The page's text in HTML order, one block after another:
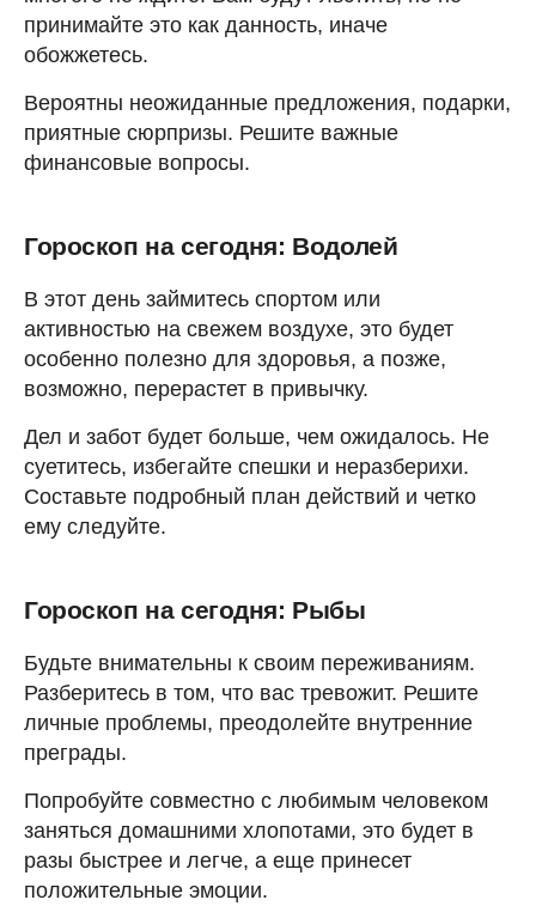
принимайте это как данность, иначе
обожжетесь.
Вероятны неожиданные предложения, подарки,
приятные сюрпризы. Решите важные
финансовые вопросы.
Гороскоп на сегодня: Водолей
В этот день займитесь спортом или
активностью на свежем воздухе, это будет
особенно полезно для здоровья, а позже,
возможно, перерастет в привычку.
Дел и забот будет больше, чем ожидалось. Не
суетитесь, избегайте спешки и неразберихи.
Составьте подробный план действий и четко
ему следуйте.
Гороскоп на сегодня: Рыбы
Будьте внимательны к своим переживаниям.
Разберитесь в том, что вас тревожит. Решите
личные проблемы, преодолейте внутренние
преграды.
Попробуйте совместно с любимым человеком
заняться домашними хлопотами, это будет в
разы быстрее и легче, а еще принесет
положительные эмоции.